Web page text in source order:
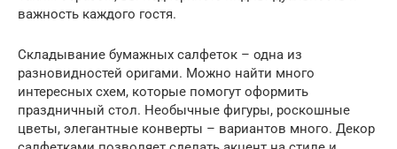
важность каждого гостя.
Складывание бумажных салфеток – одна из
разновидностей оригами. Можно найти много
интересных схем, которые помогут оформить
праздничный стол. Необычные фигуры, роскошные
цветы, элегантные конверты – вариантов много. Декор